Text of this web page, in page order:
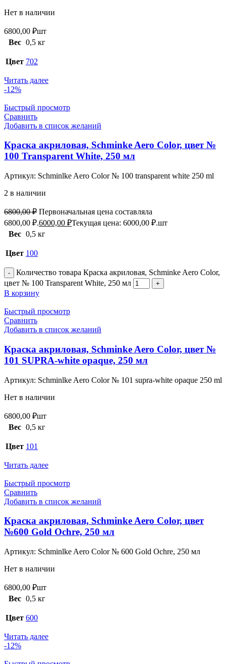
Нет в наличии
6800,00 ₽шт
Вес 0,5 кг
Цвет 702
Читать далее
-12%
Быстрый просмотр
Сравнить
Добавить в список желаний
Краска акриловая, Schminke Aero Color, цвет №
100 Transparent White, 250 мл
Артикул: Schminlke Aero Color № 100 transparent white 250 ml
2 в наличии
6800,00₽ Первоначальная цена составляла
6800,00 ₽.6000,00 ₽Текущая цена: 6000,00 ₽.шт
Вес 0,5 кг
Цвет 100
Количество товара Краска акриловая, Schminke Aero Color,
цвет № 100 Transparent White, 250 мл
В корзину
Быстрый просмотр
Сравнить
Добавить в список желаний
Краска акриловая, Schminke Aero Color, цвет №
101 SUPRA-white opaque, 250 мл
Артикул: Schminlke Aero Color № 101 supra-white opaque 250 ml
Нет в наличии
6800,00 ₽шт
Вес 0,5 кг
Цвет 101
Читать далее
Быстрый просмотр
Сравнить
Добавить в список желаний
Краска акриловая, Schminke Aero Color, цвет
№600 Gold Ochre, 250 мл
Артикул: Schminlke Aero Color № 600 Gold Ochre, 250 мл
Нет в наличии
6800,00 ₽шт
Вес 0,5 кг
Цвет 600
Читать далее
-12%